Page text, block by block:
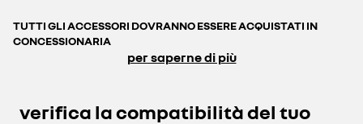
TUTTI GLI ACCESSORI DOVRANNO ESSERE ACQUISTATI IN
CONCESSIONARIA
per saperne di più
verifica la compatibilità del tuo